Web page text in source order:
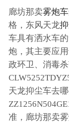
廊坊那卖雾炮车
格，东风天龙
车具有洒水车
炮，其主要应
政环卫、消毒
天龙抑尘车去
准，廊坊那卖雾